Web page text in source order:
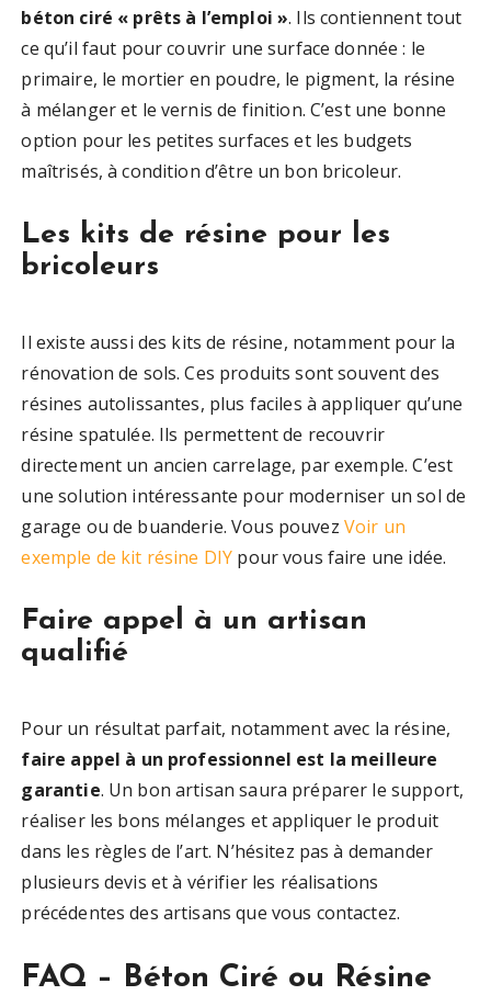
béton ciré « prêts à l’emploi ». Ils contiennent tout
ce qu’il faut pour couvrir une surface donnée : le
primaire, le mortier en poudre, le pigment, la résine
à mélanger et le vernis de finition. C’est une bonne
option pour les petites surfaces et les budgets
maîtrisés, à condition d’être un bon bricoleur.
Les kits de résine pour les
bricoleurs
Il existe aussi des kits de résine, notamment pour la
rénovation de sols. Ces produits sont souvent des
résines autolissantes, plus faciles à appliquer qu’une
résine spatulée. Ils permettent de recouvrir
directement un ancien carrelage, par exemple. C’est
une solution intéressante pour moderniser un sol de
garage ou de buanderie. Vous pouvez Voir un
exemple de kit résine DIY pour vous faire une idée.
Faire appel à un artisan
qualifié
Pour un résultat parfait, notamment avec la résine,
faire appel à un professionnel est la meilleure
garantie. Un bon artisan saura préparer le support,
réaliser les bons mélanges et appliquer le produit
dans les règles de l’art. N’hésitez pas à demander
plusieurs devis et à vérifier les réalisations
précédentes des artisans que vous contactez.
FAQ – Béton Ciré ou Résine